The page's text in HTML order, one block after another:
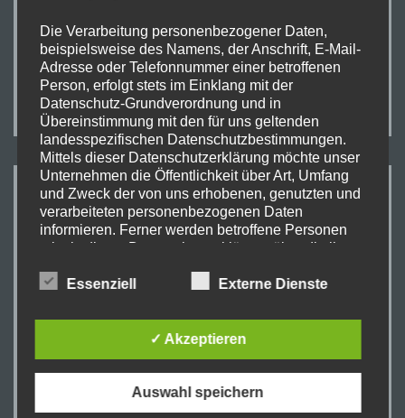
dazu kredenzen wir euch von The Beat einen Sound
aus den 50er bis 80er Jahren. Ein absoluter Tipp!
WIR HABEN ES GESCHAFFT!
Die Verarbeitung personenbezogener Daten,
beispielsweise des Namens, der Anschrift, E-Mail-
Adresse oder Telefonnummer einer betroffenen
Person, erfolgt stets im Einklang mit der
Datenschutz-Grundverordnung und in
Übereinstimmung mit den für uns geltenden
landesspezifischen Datenschutzbestimmungen.
Mittels dieser Datenschutzerklärung möchte unser
Unternehmen die Öffentlichkeit über Art, Umfang
und Zweck der von uns erhobenen, genutzten und
verarbeiteten personenbezogenen Daten
informieren. Ferner werden betroffene Personen
mittels dieser Datenschutzerklärung über die ihnen
zahlreiche technische und organisatorische
Maßnahmen umgesetzt, um einen möglichst
lückenlosen Schutz der über diese Internetseite
verarbeiteten personenbezogenen Daten
sicherzustellen. Dennoch können Internetbasierte
Datenübertragungen grundsätzlich
Essenziell Externe Dienste
✓ Akzeptieren
Auswahl speichern